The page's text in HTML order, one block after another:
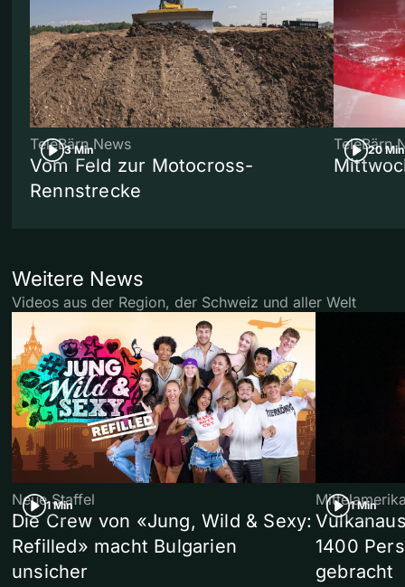
3 Min
TeleBärn News
Vom Feld zur Motocross-
Rennstrecke
20 Min
TeleBärn
Weitere News
Videos aus der Region, der Schweiz und aller Welt
1 Min
Neue Staffel
Die Crew von «Jung, Wild & Sexy:
Refilled» macht Bulgarien
unsicher
1 Min
1400
gebracht